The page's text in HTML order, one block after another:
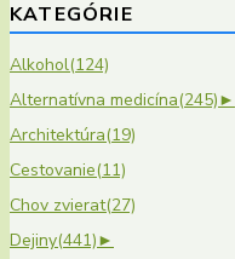
KATEGÓRIE
Alkohol(124)
Alternatívna medicína(245)►
Architektúra(19)
Cestovanie(11)
Chov zvierat(27)
Dejiny(441)►